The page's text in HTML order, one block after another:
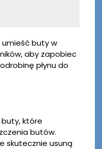
umieść buty w
aby zapobiec
płynu do
które
butów.
skutecznie usuną